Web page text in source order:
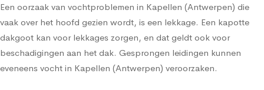
Een oorzaak van vochtproblemen in Kapellen (Antwerpen) die
vaak over het hoofd gezien wordt, is een lekkage. Een kapotte
dakgoot kan voor lekkages zorgen, en dat geldt ook voor
beschadigingen aan het dak. Gesprongen leidingen kunnen
eveneens vocht in Kapellen (Antwerpen) veroorzaken.